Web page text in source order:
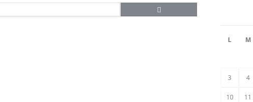
L M
3 4
10 11